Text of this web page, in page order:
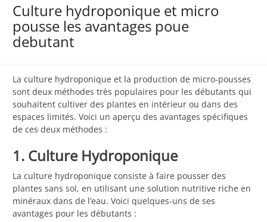
Culture hydroponique et micro
pousse les avantages poue
debutant
La culture hydroponique et la production de micro-pousses
sont deux méthodes très populaires pour les débutants qui
souhaitent cultiver des plantes en intérieur ou dans des
espaces limités. Voici un aperçu des avantages spécifiques
de ces deux méthodes :
1. Culture Hydroponique
La culture hydroponique consiste à faire pousser des
plantes sans sol, en utilisant une solution nutritive riche en
minéraux dans de l’eau. Voici quelques-uns de ses
avantages pour les débutants :